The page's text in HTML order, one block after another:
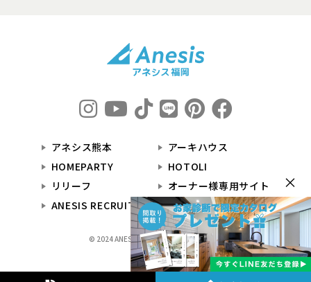
アネシス熊本
アーキハウス
HOMEPARTY
HOTOLI
リリーフ
オーナー様専用サイト
ANESIS RECRUIT
© 2024 ANESIS福岡 All Rights Reserved.
×